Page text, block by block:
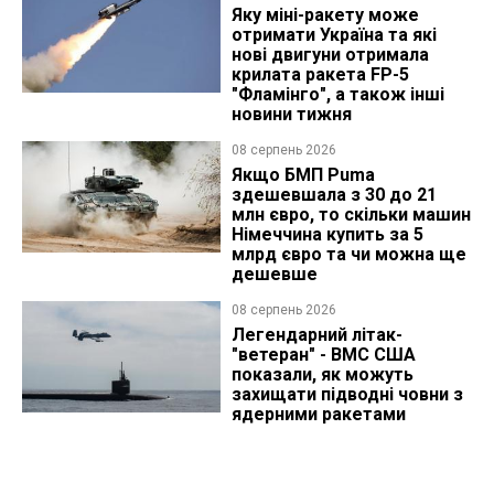
Яку міні-ракету може
отримати Україна та які
нові двигуни отримала
крилата ракета FP-5
"Фламінго", а також інші
новини тижня
08 серпень 2026
Якщо БМП Puma
здешевшала з 30 до 21
млн євро, то скільки машин
Німеччина купить за 5
млрд євро та чи можна ще
дешевше
08 серпень 2026
Легендарний літак-
"ветеран" - ВМС США
показали, як можуть
захищати підводні човни з
ядерними ракетами